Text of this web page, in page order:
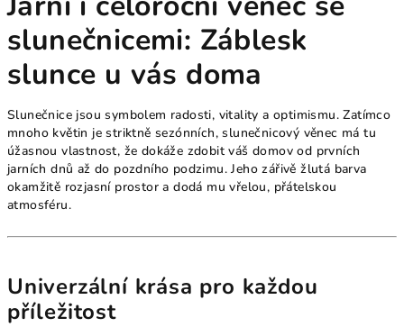
slunečnicemi: Záblesk
slunce u vás doma
Slunečnice jsou symbolem radosti, vitality a optimismu. Zatímco
mnoho květin je striktně sezónních, slunečnicový věnec má tu
úžasnou vlastnost, že dokáže zdobit váš domov od prvních
jarních dnů až do pozdního podzimu. Jeho zářivě žlutá barva
okamžitě rozjasní prostor a dodá mu vřelou, přátelskou
atmosféru.
Univerzální krása pro každou
příležitost